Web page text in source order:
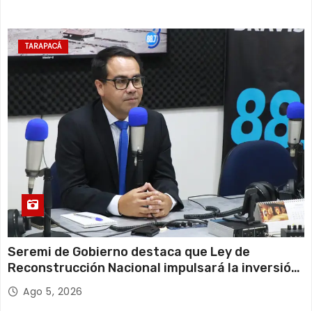
TARAPACÁ
Seremi de Gobierno destaca que Ley de
Reconstrucción Nacional impulsará la inversión
y el empleo en Tarapacá
Ago 5, 2026